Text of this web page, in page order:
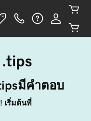
มีคำตอบ
เริ่มต้นที่